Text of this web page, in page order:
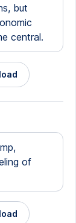
but
central.
of